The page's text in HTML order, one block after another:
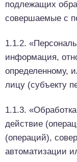
подлежащих
совершаемые с
1.1.2.
информация,
определенному,
лицу (субъекту
1.1.3.
действие
(операций),
автоматизации